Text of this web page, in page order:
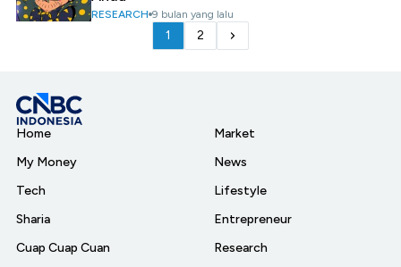
RESEARCH 9 bulan yang lalu
1 2
Home
My Money
Tech
Sharia
Cuap Cuap Cuan
Market
News
Lifestyle
Entrepreneur
Research